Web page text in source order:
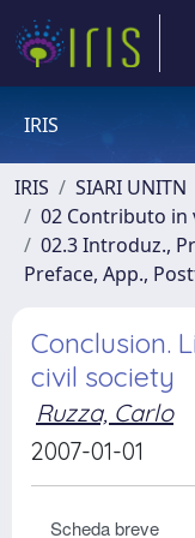
IRIS
IRIS
SIARI UNITN
02 Contributo in
02.3 Introduz.,
Preface, App.,
Conclusion.
civil society
Ruzza, Carlo
2007-01-01
Scheda breve